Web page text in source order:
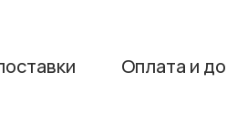
Оплата и